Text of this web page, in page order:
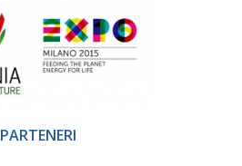
PARTENERI